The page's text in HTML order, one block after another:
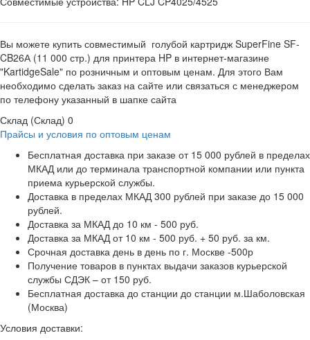
Вы можете купить совместимый голубой картридж SuperFine SF-
CB26А (11 000 стр.) для принтера HP в интернет-магазине
"KartidgeSale" по розничным и оптовым ценам. Для этого Вам
необходимо сделать заказ на сайте или связаться с менеджером
по телефону указанный в шапке сайта
Склад (Склад) 0
Прайсы и условия по оптовым ценам
Бесплатная доставка при заказе от 15 000 рублей в пределах
МКАД или до терминала транспортной компании или пункта
приема курьерской службы.
Доставка в пределах МКАД 300 рублей при заказе до 15 000
рублей.
Доставка за МКАД до 10 км - 500 руб.
Доставка за МКАД от 10 км - 500 руб. + 50 руб. за км.
Срочная доставка день в день по г. Москве -500р
Получение товаров в пунктах выдачи заказов курьерской
службы СДЭК – от 150 руб.
Бесплатная доставка до станции до станции м.Шаболовская
(Москва)
Условия доставки: